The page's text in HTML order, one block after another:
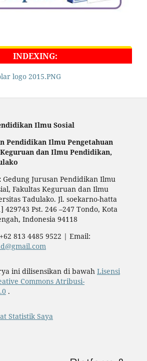
INDEXING:
Ilmu Sosial
Pendidikan Ilmu Pengetahuan
dan Ilmu Pendidikan,
Gedung Jurusan Pendidikan Ilmu
Fakultas Keguruan dan Ilmu
Tadulako. Jl. soekarno-hatta
429743 Pst. 246 –247 Tondo, Kota
Indonesia 94118
813 4485 9522 | Email:
ini dilisensikan di bawah Lisensi
Commons Atribusi-
.
Statistik Saya